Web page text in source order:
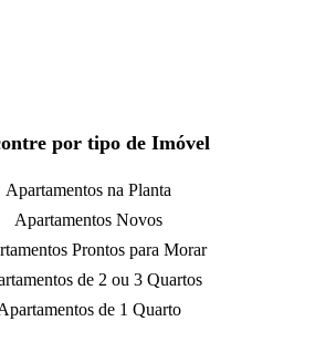
por tipo de Imóvel
Apartamentos na Planta
Apartamentos Novos
Prontos para Morar
de 2 ou 3 Quartos
de 1 Quarto